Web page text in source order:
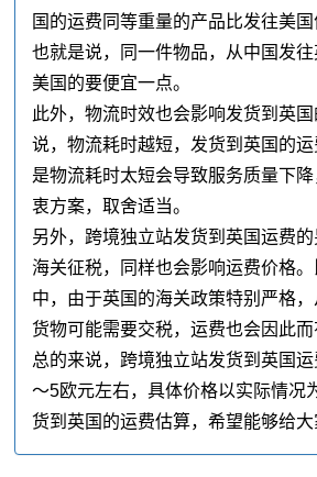
国的运费同等重量的产品比发往美国
也就是说，同一件物品，从中国发
美国的要便宜一点。
此外，物流时效也会影响发货到英
说，物流耗时越短，发货到英国的
是物流耗时太短会导致服务质量下
衷方案，取舍适当。
另外，跨境独立站发货到英国运费
海关征税，同样也会影响运费价格
中，由于英国的海关政策特别严格
货物可能需要交税，运费也会因此而
总的来说，跨境独立站发货到英国
～5欧元左右，具体价格以实际情况
货到英国的运费估算，希望能够给大